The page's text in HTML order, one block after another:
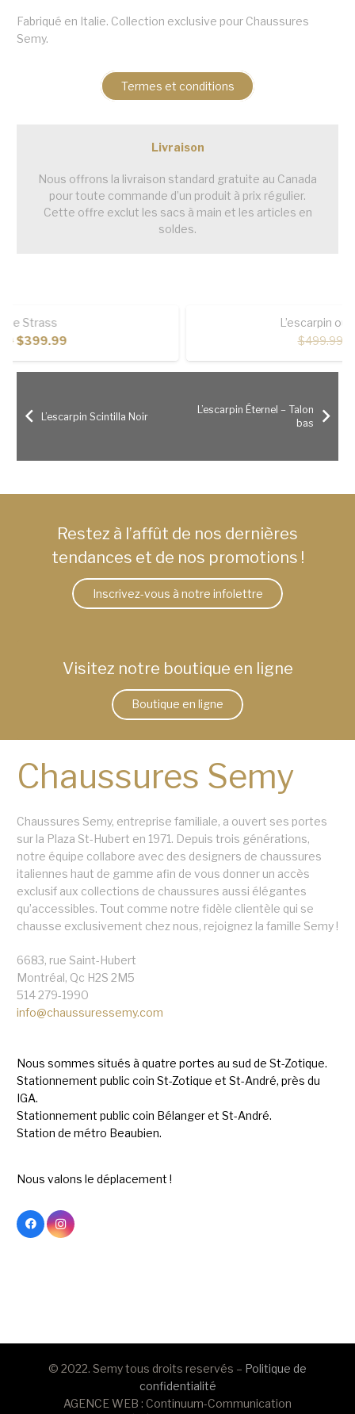
Fabriqué en Italie. Collection exclusive pour Chaussures
Semy.
Termes et conditions
Livraison
Nous offrons la livraison standard gratuite au Canada
pour toute commande d’un produit à prix régulier.
Cette offre exclut les sacs à main et les articles en
soldes.
SOLDÉ!
initial
$499.99.
actuel
$249.99.
L’escarpin Scintilla Noir
L’escarpin Éternel – Talon
bas
Restez à l’affût de nos dernières
tendances et de nos promotions !
Inscrivez-vous à notre infolettre
Visitez notre boutique en ligne
Boutique en ligne
Chaussures Semy
Chaussures Semy, entreprise familiale, a ouvert ses portes
sur la Plaza St-Hubert en 1971. Depuis trois générations,
notre équipe collabore avec des designers de chaussures
italiennes haut de gamme afin de vous donner un accès
exclusif aux collections de chaussures aussi élégantes
qu’accessibles. Tout comme notre fidèle clientèle qui se
chausse exclusivement chez nous, rejoignez la famille Semy !
6683, rue Saint-Hubert
Montréal, Qc H2S 2M5
514 279-1990
info@chaussuressemy.com
Nous sommes situés à quatre portes au sud de St-Zotique.
Stationnement public coin St-Zotique et St-André, près du
IGA.
Stationnement public coin Bélanger et St-André.
Station de métro Beaubien.
Nous valons le déplacement !
© 2022. Semy tous droits reservés – Politique de
confidentialité
AGENCE WEB : Continuum-Communication